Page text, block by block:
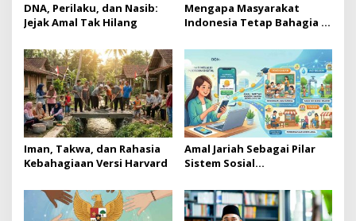
DNA, Perilaku, dan Nasib:
Jejak Amal Tak Hilang
Mengapa Masyarakat
Indonesia Tetap Bahagia di
Iman, Takwa, dan Rahasia
Kebahagiaan Versi Harvard
Amal Jariah Sebagai Pilar
Sistem Sosial